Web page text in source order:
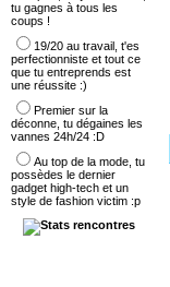
tu gagnes à tous les
coups !
19/20 au travail, t'es
perfectionniste et tout ce
que tu entreprends est
une réussite :)
Premier sur la
déconne, tu dégaines les
vannes 24h/24 :D
Au top de la mode, tu
possèdes le dernier
gadget high-tech et un
style de fashion victim :p